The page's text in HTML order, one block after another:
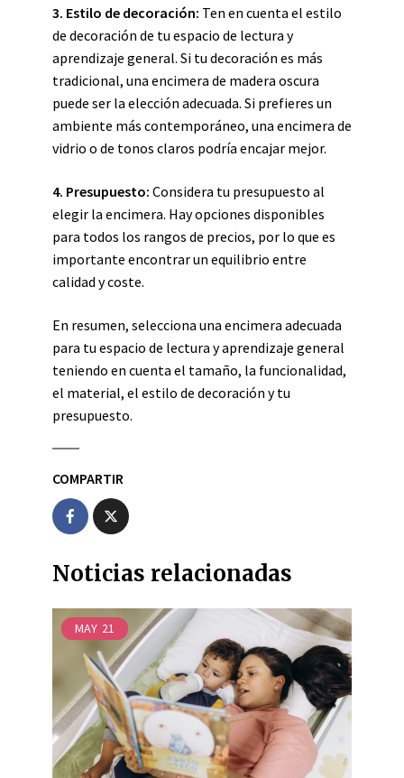
3. Estilo de decoración: Ten en cuenta el estilo
de decoración de tu espacio de lectura y
aprendizaje general. Si tu decoración es más
tradicional, una encimera de madera oscura
puede ser la elección adecuada. Si prefieres un
ambiente más contemporáneo, una encimera de
vidrio o de tonos claros podría encajar mejor.
4. Presupuesto: Considera tu presupuesto al
elegir la encimera. Hay opciones disponibles
para todos los rangos de precios, por lo que es
importante encontrar un equilibrio entre
calidad y coste.
En resumen, selecciona una encimera adecuada
para tu espacio de lectura y aprendizaje general
teniendo en cuenta el tamaño, la funcionalidad,
el material, el estilo de decoración y tu
presupuesto.
COMPARTIR
Noticias relacionadas
MAY 21